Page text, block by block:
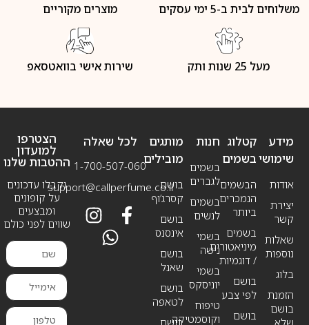
משלוחים לבית ב-5 ימי עסקים מוצרים מקוריים
מעל 25 שנות ותק שירות אישי בוואטסאפ
מידע
שימושי
אודות
יצירת
קשר
שאלות
נוספות
בלוג
הזמנת
בושם
שלא
חנות
בשמים
לגברים
בשמים
לנשים
בשמי
נישה
בשמי
יוניסקס
טיפוח
וקוסמטיקה
קטלוג
בשמים
הבשמים
הנמכרים
ביותר
בשמים
מיניאטורים
/ דוגמיות
בושם
לפי צבע
בושם
מותגים
מובילים
בושם
קסרג’וף
בושם
אינסנס
בושם
שאנל
בושם
לטאפה
בושם
לכל שאלה
1-700-507-060
support@callperfume.co.il
הצטרפו
למועדון
ההטבות שלנו
וקבלו עדכונים
על קופונים
ומבצעים
שווים לפני כולם